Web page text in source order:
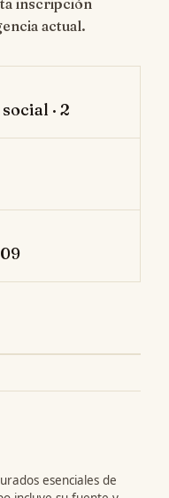
inscripción
actual.
· 2
esenciales de